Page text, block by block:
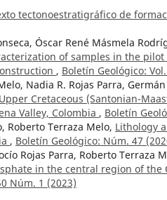
tectonoestratigráfico de
Óscar René Másmela
of samples in the
, Boletín Geológico:
Nadia R. Rojas Parra,
Cretaceous (Santonian-
Valley, Colombia , Boletín
Roberto Terraza Melo, Lithology
, Boletín Geológico: Núm. 47
Rojas Parra, Roberto Terraza
in the central region of
Núm. 1 (2023)